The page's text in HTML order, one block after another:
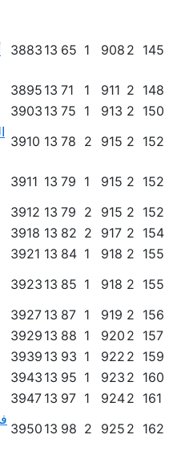
3883 13 65 1 908 2 145
3895 13 71 1 911 2 148
3903 13 75 1 913 2 150
3910 13 78 2 915 2 152
3911 13 79 1 915 2 152
3912 13 79 2 915 2 152
3918 13 82 2 917 2 154
3921 13 84 1 918 2 155
3923 13 85 1 918 2 155
3927 13 87 1 919 2 156
3929 13 88 1 920 2 157
3939 13 93 1 922 2 159
3943 13 95 1 923 2 160
3947 13 97 1 9242 161
3950 13 98 2 925 2 162